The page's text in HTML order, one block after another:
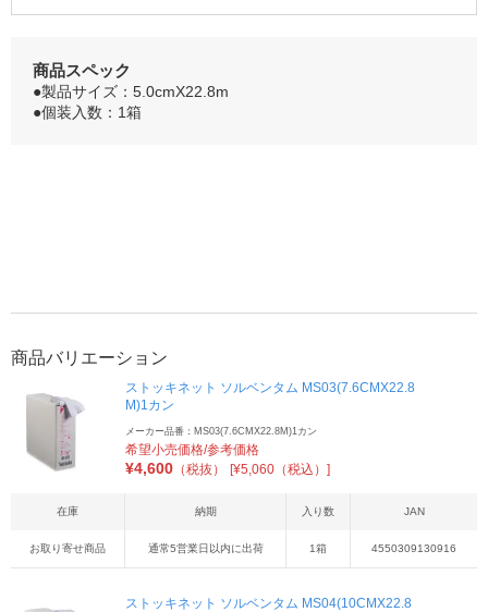
商品スペック
●製品サイズ：5.0cmX22.8m
●個装入数：1箱
商品バリエーション
ストッキネット ソルベンタム MS03(7.6CMX22.8
M)1カン
メーカー品番：MS03(7.6CMX22.8M)1カン
希望小売価格/参考価格
¥4,600 （税抜） [¥5,060（税込）]
在庫 納期 入り数 JAN
お取り寄せ商品 通常5営業日以内に出荷 1箱 4550309130916
ストッキネット ソルベンタム MS04(10CMX22.8